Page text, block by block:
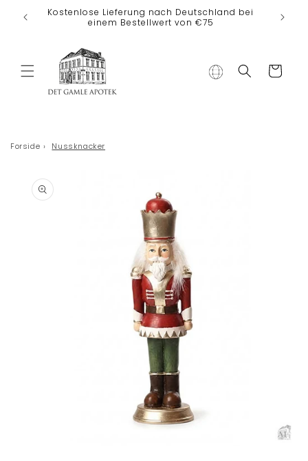
Direkt zum
Inhalt
Kostenlose Lieferung nach Deutschland bei
einem Bestellwert von €75
Warenkorb
Forside › Nussknacker